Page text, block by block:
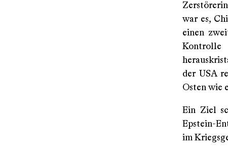
war es,
einen
der USA
Osten wie
Ein Ziel
Epstein-
im